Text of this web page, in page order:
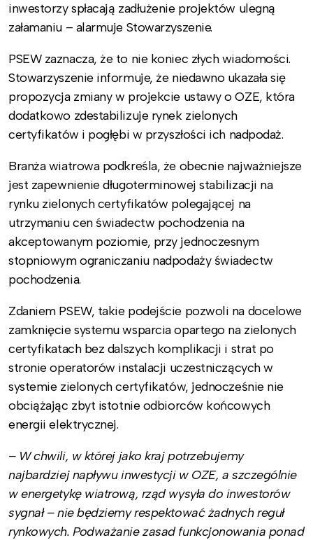
inwestorzy spłacają zadłużenie projektów ulegną
załamaniu – alarmuje Stowarzyszenie.
PSEW zaznacza, że to nie koniec złych wiadomości.
Stowarzyszenie informuje, że niedawno ukazała się
propozycja zmiany w projekcie ustawy o OZE, która
dodatkowo zdestabilizuje rynek zielonych
certyfikatów i pogłębi w przyszłości ich nadpodaż.
Branża wiatrowa podkreśla, że obecnie najważniejsze
jest zapewnienie długoterminowej stabilizacji na
rynku zielonych certyfikatów polegającej na
utrzymaniu cen świadectw pochodzenia na
akceptowanym poziomie, przy jednoczesnym
stopniowym ograniczaniu nadpodaży świadectw
pochodzenia.
Zdaniem PSEW, takie podejście pozwoli na docelowe
zamknięcie systemu wsparcia opartego na zielonych
certyfikatach bez dalszych komplikacji i strat po
stronie operatorów instalacji uczestniczących w
systemie zielonych certyfikatów, jednocześnie nie
obciążając zbyt istotnie odbiorców końcowych
energii elektrycznej.
– W chwili, w której jako kraj potrzebujemy
najbardziej napływu inwestycji w OZE, a szczególnie
w energetykę wiatrową, rząd wysyła do inwestorów
sygnał – nie będziemy respektować żadnych reguł
rynkowych. Podważanie zasad funkcjonowania ponad